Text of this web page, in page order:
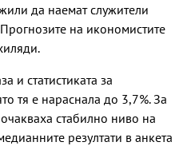
да наемат служители
на икономистите
и статистиката за
тя е нараснала до 3,7%. За
стабилно ниво на
резултати в анкета